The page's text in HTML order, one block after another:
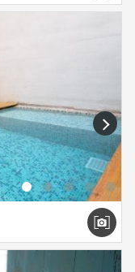
訂金30%
next